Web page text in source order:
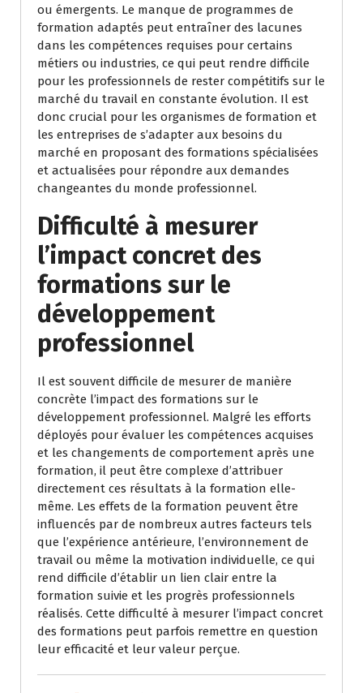
ou émergents. Le manque de programmes de
formation adaptés peut entraîner des lacunes
dans les compétences requises pour certains
métiers ou industries, ce qui peut rendre difficile
pour les professionnels de rester compétitifs sur le
marché du travail en constante évolution. Il est
donc crucial pour les organismes de formation et
les entreprises de s’adapter aux besoins du
marché en proposant des formations spécialisées
et actualisées pour répondre aux demandes
changeantes du monde professionnel.
Difficulté à mesurer
l’impact concret des
formations sur le
développement
professionnel
Il est souvent difficile de mesurer de manière
concrète l’impact des formations sur le
développement professionnel. Malgré les efforts
déployés pour évaluer les compétences acquises
et les changements de comportement après une
formation, il peut être complexe d’attribuer
directement ces résultats à la formation elle-
même. Les effets de la formation peuvent être
influencés par de nombreux autres facteurs tels
que l’expérience antérieure, l’environnement de
travail ou même la motivation individuelle, ce qui
rend difficile d’établir un lien clair entre la
formation suivie et les progrès professionnels
réalisés. Cette difficulté à mesurer l’impact concret
des formations peut parfois remettre en question
leur efficacité et leur valeur perçue.